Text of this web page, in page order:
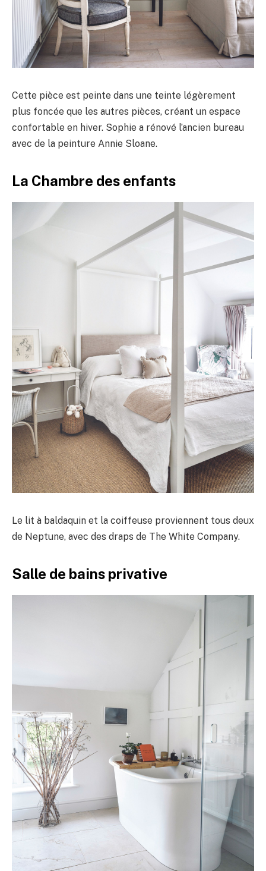
Cette pièce est peinte dans une teinte légèrement
plus foncée que les autres pièces, créant un espace
confortable en hiver. Sophie a rénové l’ancien bureau
avec de la peinture Annie Sloane.
La Chambre des enfants
Le lit à baldaquin et la coiffeuse proviennent tous deux
de Neptune, avec des draps de The White Company.
Salle de bains privative